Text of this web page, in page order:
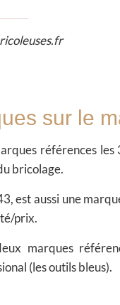
sur le
références
bricolage.
est aussi une
prix.
marques
(les outils bleus).